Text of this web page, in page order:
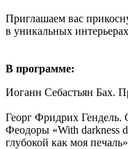
Приглашаем вас
в уникальных
В программе:
Иоганн Себастьян Бах.
Георг Фридрих Гендель.
Феодоры «With darkness
глубокой как моя